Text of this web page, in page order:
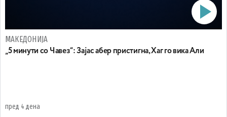
МАКЕДОНИЈА
„5 минути со Чавез“: Зајас абер пристигна, Хаг го вика Али
пред 4 дена